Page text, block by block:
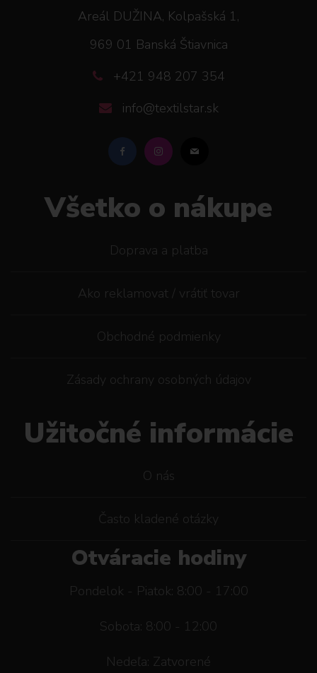
Areál DUŽINA, Kolpašská 1,
969 01 Banská Štiavnica
+421 948 207 354
info@textilstar.sk
Všetko o nákupe
Doprava a platba
Ako reklamovat / vrátiť tovar
Obchodné podmienky
Zásady ochrany osobných údajov
Užitočné informácie
O nás
Často kladené otázky
Otváracie hodiny
Pondelok - Piatok: 8:00 - 17:00
Sobota: 8:00 - 12:00
Nedeľa: Zatvorené